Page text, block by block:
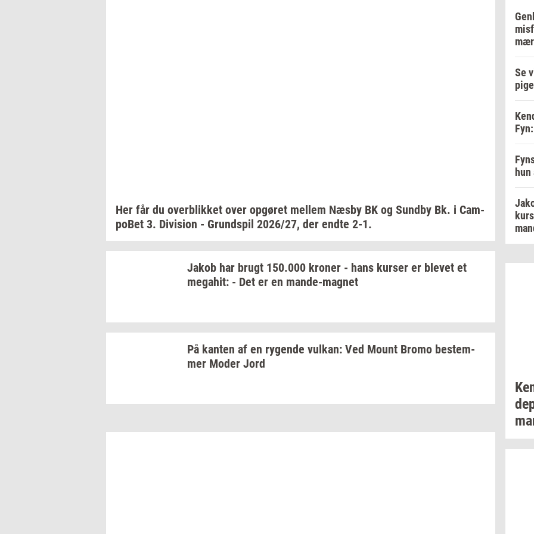
Her får du over­blik­ket over op­gø­ret mel­lem Næsby BK og Sund­by Bk. i Cam­
po­Bet 3. Di­vi­sion - Grund­spil 2026/27, der endte 2-1.
Jakob har brugt 150.000 kro­ner - hans kur­ser er ble­vet et
me­ga­hit: - Det er en mande-​magnet
På kan­ten af en ry­gen­de vulkan: Ved Mount Bromo be­stem­
mer Moder Jord
Se
hun